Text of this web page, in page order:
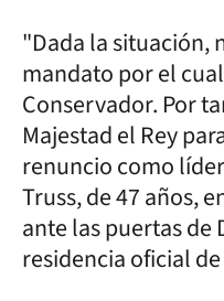
"Dada la situación,
mandato por el
Conservador. Por
Majestad el Rey
renuncio como
Truss, de 47 años,
ante las puertas de
residencia oficial